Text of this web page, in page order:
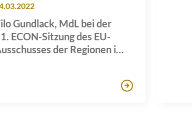
Gundlack, MdL bei der
ECON-Sitzung des EU-
der Regionen in